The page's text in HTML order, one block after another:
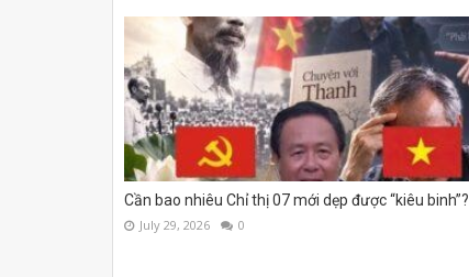
Cần bao nhiêu Chỉ thị 07 mới dẹp được “kiêu binh”?
July 29, 2026 0